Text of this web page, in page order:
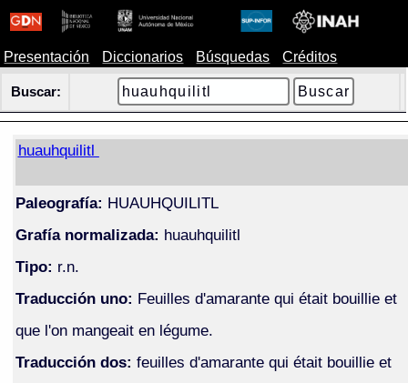
Presentación Diccionarios Búsquedas Créditos
Buscar:
huauhquilitl
Paleografía: HUAUHQUILITL
Grafía normalizada: huauhquilitl
Tipo: r.n.
Traducción uno: Feuilles d'amarante qui était bouillie et
que l'on mangeait en légume.
Traducción dos: feuilles d'amarante qui était bouillie et